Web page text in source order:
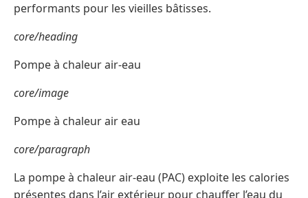
performants pour les vieilles bâtisses.
core/heading
Pompe à chaleur air-eau
core/image
Pompe à chaleur air eau
core/paragraph
La pompe à chaleur air-eau (PAC) exploite les calories
présentes dans l’air extérieur pour chauffer l’eau du